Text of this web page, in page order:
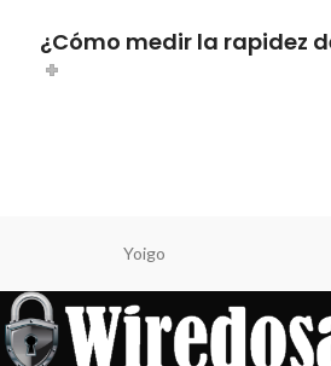
¿Cómo medir la rapidez
Yoigo